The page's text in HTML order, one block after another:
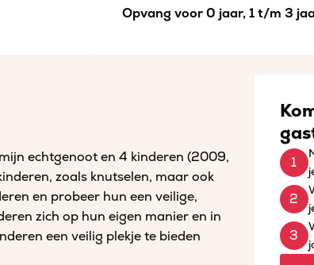
Opvang voor 0 jaar, 1 t/m 3
echtgenoot en 4 kinderen (2009,
zoals knutselen, maar ook
en probeer hun een veilige,
zich op hun eigen manier en in
een veilig plekje te bieden